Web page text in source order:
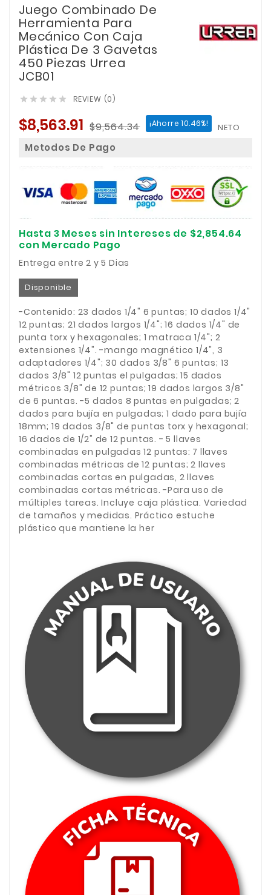
Juego Combinado De
Herramienta Para
Mecánico Con Caja
Plástica De 3 Gavetas
450 Piezas Urrea
JCB01
     REVIEW (0)
$8,563.91 $9,564.34 ¡Ahorre 10.46%! NETO
Metodos De Pago
Hasta 3 Meses sin Intereses de $2,854.64
con Mercado Pago
Entrega entre 2 y 5 Dias
Disponible
-Contenido: 23 dados 1/4" 6 puntas; 10 dados 1/4"
12 puntas; 21 dados largos 1/4"; 16 dados 1/4" de
punta torx y hexagonales; 1 matraca 1/4"; 2
extensiones 1/4". -mango magnético 1/4", 3
adaptadores 1/4"; 30 dados 3/8" 6 puntas; 13
dados 3/8" 12 puntas el pulgadas; 15 dados
métricos 3/8" de 12 puntas; 19 dados largos 3/8"
de 6 puntas. -5 dados 8 puntas en pulgadas; 2
dados para bujía en pulgadas; 1 dado para bujía
18mm; 19 dados 3/8" de puntas torx y hexagonal;
16 dados de 1/2" de 12 puntas. - 5 llaves
combinadas en pulgadas 12 puntas: 7 llaves
combinadas métricas de 12 puntas; 2 llaves
combinadas cortas en pulgadas, 2 llaves
combinadas cortas métricas. -Para uso de
múltiples tareas. Incluye caja plástica. Variedad
de tamaños y medidas. Práctico estuche
plástico que mantiene la her